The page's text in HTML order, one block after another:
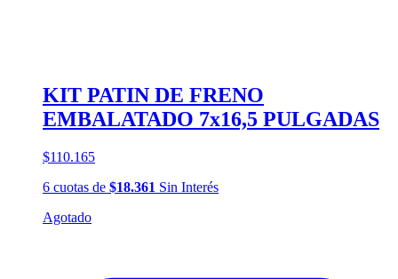
KIT PATIN DE FRENO
EMBALATADO 7x16,5 PULGADAS
$110.165
6 cuotas de $18.361 Sin Interés
Agotado